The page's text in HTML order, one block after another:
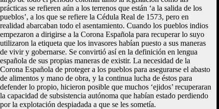
prácticas se refieren aún a los terrenos que están ‘a la salida de los
pueblos’, a los que se refiere la Cédula Real de 1573, pero en
realidad abarcaban todo el asentamiento. Cuando los pueblos indios
empezaron a dirigirse a la Corona Española para recuperar lo suyo
utilizaron la etiqueta que los invasores habían puesto a sus maneras
de vivir y gobernarse. Se convirtió así en la definición en lengua
española de sus propias maneras de existir. La necesidad de la
Corona Española de proteger a los pueblos para asegurarse el abasto
de alimentos y mano de obra, y la continua lucha de éstos para
defender lo propio, hicieron posible que muchos ‘ejidos’ recuperaran
la capacidad de subsistencia autónoma que habían estado perdiendo
por la explotación despiadada a que se les sometía.